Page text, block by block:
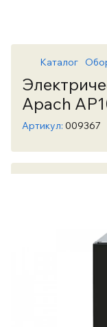
Каталог
Apach
Артикул: 009367